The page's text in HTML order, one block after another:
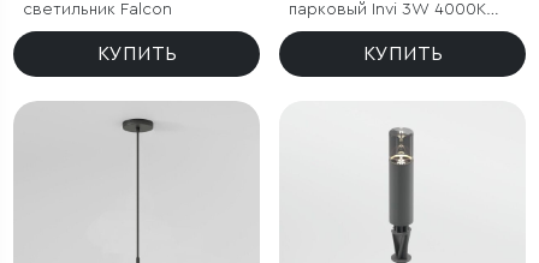
светильник Falcon
КУПИТЬ
парковый Invi 3W 4000K
черный
КУПИТЬ